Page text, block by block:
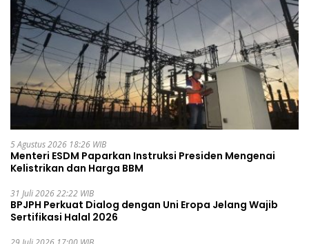
5 Agustus 2026 18:26 WIB
Menteri ESDM Paparkan Instruksi Presiden Mengenai
Kelistrikan dan Harga BBM
31 Juli 2026 22:22 WIB
BPJPH Perkuat Dialog dengan Uni Eropa Jelang Wajib
Sertifikasi Halal 2026